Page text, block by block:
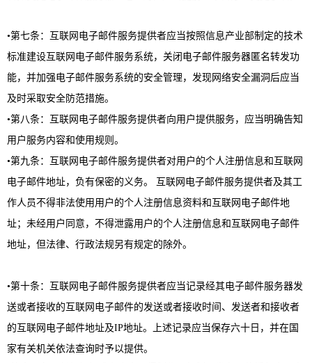
•第七条：互联网电子邮件服务提供者应当按照信息产业部制定的技术
标准建设互联网电子邮件服务系统，关闭电子邮件服务器匿名转发功
能，并加强电子邮件服务系统的安全管理，发现网络安全漏洞后应当
及时采取安全防范措施。
•第八条：互联网电子邮件服务提供者向用户提供服务，应当明确告知
用户服务内容和使用规则。
•第九条：互联网电子邮件服务提供者对用户的个人注册信息和互联网
电子邮件地址，负有保密的义务。 互联网电子邮件服务提供者及其工
作人员不得非法使用用户的个人注册信息资料和互联网电子邮件地
址；未经用户同意，不得泄露用户的个人注册信息和互联网电子邮件
地址，但法律、行政法规另有规定的除外。
•第十条：互联网电子邮件服务提供者应当记录经其电子邮件服务器发
送或者接收的互联网电子邮件的发送或者接收时间、发送者和接收者
的互联网电子邮件地址及IP地址。上述记录应当保存六十日，并在国
家有关机关依法查询时予以提供。